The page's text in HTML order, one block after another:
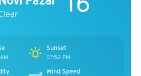
Sunset
07:52 PM
Wind Speed